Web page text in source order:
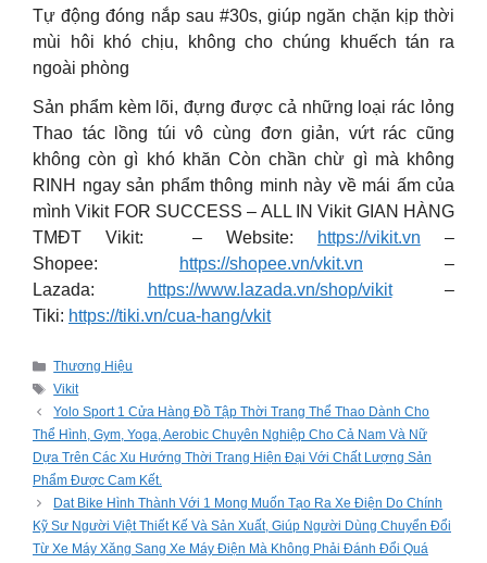
Tự động đóng nắp sau #30s, giúp ngăn chặn kịp thời
mùi hôi khó chịu, không cho chúng khuếch tán ra
ngoài phòng
Sản phẩm kèm lõi, đựng được cả những loại rác lỏng
Thao tác lồng túi vô cùng đơn giản, vứt rác cũng
không còn gì khó khăn Còn chần chừ gì mà không
RINH ngay sản phẩm thông minh này về mái ấm của
mình Vikit FOR SUCCESS – ALL IN Vikit GIAN HÀNG
TMĐT Vikit: – Website:
https://vikit.vn –
Shopee:
https://shopee.vn/vkit.vn –
Lazada:
https://www.lazada.vn/shop/vikit–
Tiki: https://tiki.vn/cua-hang/vkit
Categories
Thương Hiệu
Tags
Vikit
Yolo Sport 1 Cửa Hàng Đồ Tập Thời Trang Thể Thao Dành Cho
Thể Hình, Gym, Yoga, Aerobic Chuyên Nghiệp Cho Cả Nam Và Nữ
Dựa Trên Các Xu Hướng Thời Trang Hiện Đại Với Chất Lượng Sản
Phẩm Được Cam Kết.
Dat Bike Hình Thành Với 1 Mong Muốn Tạo Ra Xe Điện Do Chính
Kỹ Sư Người Việt Thiết Kế Và Sản Xuất, Giúp Người Dùng Chuyển Đổi
Từ Xe Máy Xăng Sang Xe Máy Điện Mà Không Phải Đánh Đổi Quá